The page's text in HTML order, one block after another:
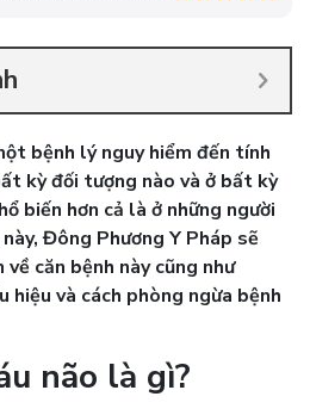
bệnh lý nguy hiểm đến tính
kỳ đối tượng nào và ở bất kỳ
biến hơn cả là ở những người
Đông Phương Y Pháp sẽ
căn bệnh này cũng như
hiệu và cách phòng ngừa bệnh
não là gì?